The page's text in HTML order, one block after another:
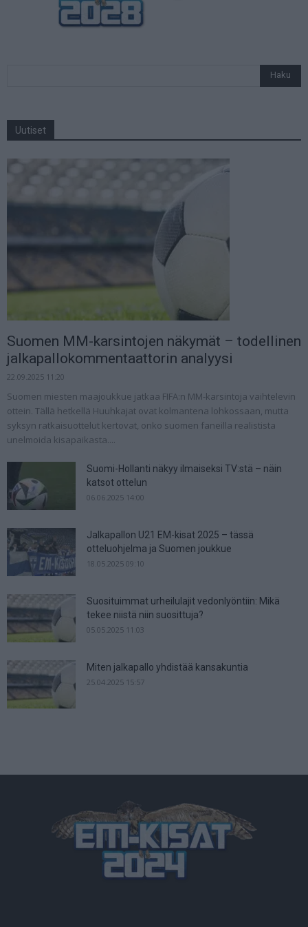
Uutiset
Suomen MM-karsintojen näkymät – todellinen
jalkapallokommentaattorin analyysi
22.09.2025 11:20
Suomen miesten maajoukkue jatkaa FIFA:n MM-karsintoja vaihtelevin
ottein. Tällä hetkellä Huuhkajat ovat kolmantena lohkossaan, mutta
syksyn ratkaisuottelut kertovat, onko suomen faneilla realistista
unelmoida kisapaikasta....
Suomi-Hollanti näkyy ilmaiseksi TV:stä – näin
katsot ottelun
06.06.2025 14:00
Jalkapallon U21 EM-kisat 2025 – tässä
otteluohjelma ja Suomen joukkue
18.05.2025 09:10
Suosituimmat urheilulajit vedonlyöntiin: Mikä
tekee niistä niin suosittuja?
05.05.2025 11:03
Miten jalkapallo yhdistää kansakuntia
25.04.2025 15:57